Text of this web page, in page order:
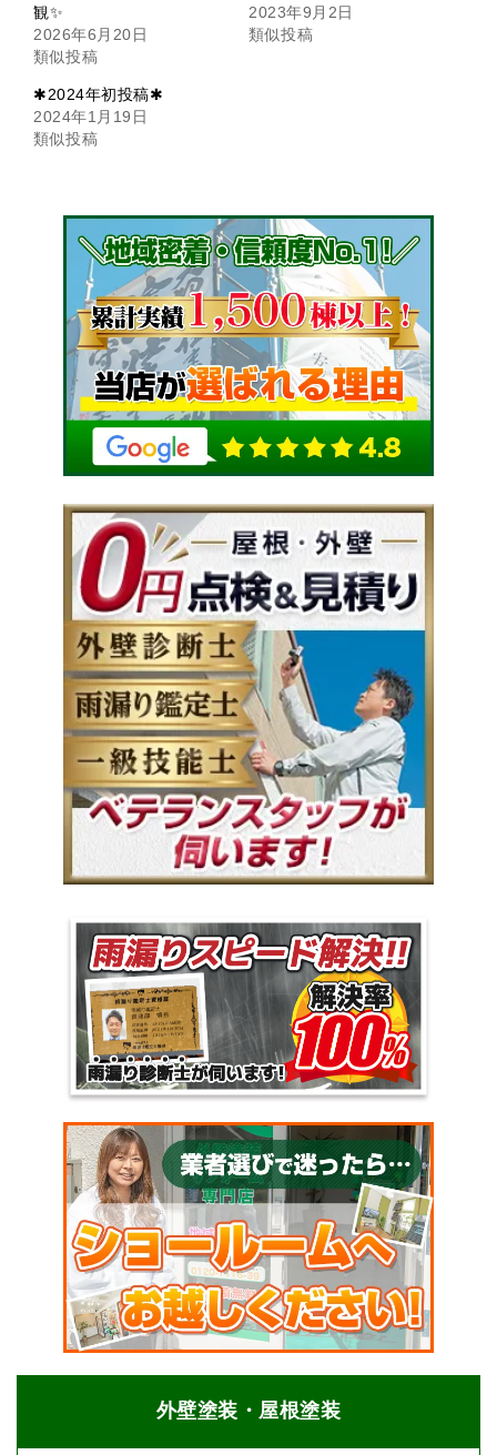
観✨
2026年6月20日
類似投稿
2023年9月2日
類似投稿
✱2024年初投稿✱
2024年1月19日
類似投稿
外壁塗装・屋根塗装